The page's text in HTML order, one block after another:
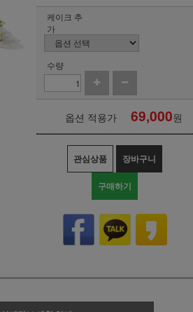
케이크 추
가
수량
옵션 적용가 69,000원
관심상품 장바구니
구매하기